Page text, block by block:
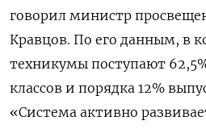
говорил министр
Кравцов. По его данным, в
техникумы поступают
классов и порядка 12%
«Система активно